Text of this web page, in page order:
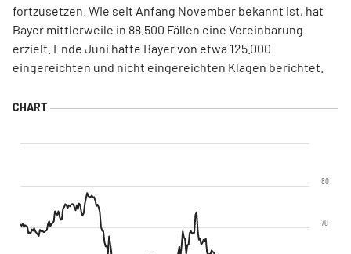
fortzusetzen. Wie seit Anfang November bekannt ist, hat
Bayer mittlerweile in 88.500 Fällen eine Vereinbarung
erzielt. Ende Juni hatte Bayer von etwa 125.000
eingereichten und nicht eingereichten Klagen berichtet.
70
80